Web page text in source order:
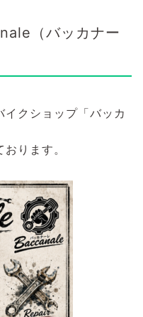
（バッカナー
クショップ「バッカ
ります。